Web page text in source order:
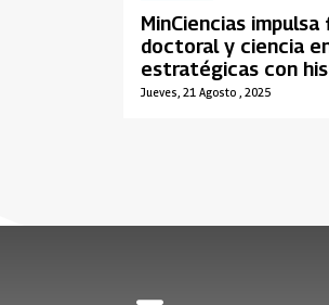
Jueves, 21 Agosto , 2025
MinCiencias
doctoral y ciencia
estratégicas con
de recursos del